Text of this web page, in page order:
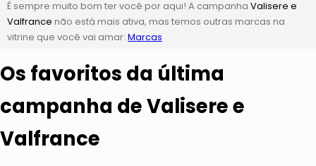
É sempre muito bom ter você por aqui! A campanha Valisere e
Valfrance não está mais ativa, mas temos outras marcas na
vitrine que você vai amar: Marcas
Os favoritos da última
campanha de Valisere e
Valfrance